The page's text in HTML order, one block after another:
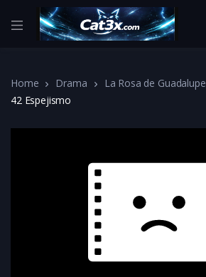
Home Drama La Rosa de Guadalupe
42 Espejismo